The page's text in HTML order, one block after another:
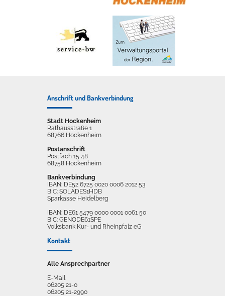
Anschrift und Bankverbindung
Stadt Hockenheim
Rathausstraße 1
68766 Hockenheim
Postanschrift
Postfach 15 48
68758 Hockenheim
Bankverbindung
IBAN: DE52 6725 0020 0006 2012 53
BIC: SOLADES1HDB
Sparkasse Heidelberg
IBAN: DE61 5479 0000 0001 0061 50
BIC: GENODE61SPE
Volksbank Kur- und Rheinpfalz eG
Kontakt
Alle Ansprechpartner
E-Mail
06205 21-0
06205 21-2990